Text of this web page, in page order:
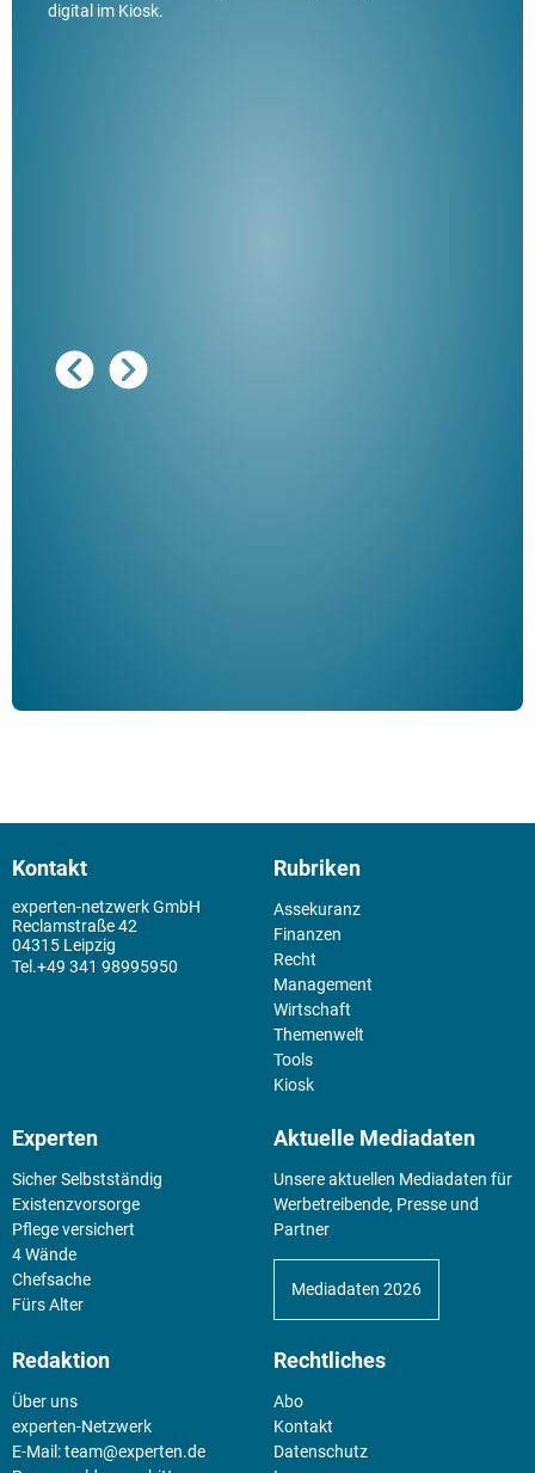
digital im Kiosk.
Kontakt
experten-netzwerk GmbH
Reclamstraße 42
04315 Leipzig
+49 341 98995950
Rubriken
Assekuranz
Finanzen
Recht
Management
Wirtschaft
Themenwelt
Tools
Kiosk
Experten
Sicher Selbstständig
Existenz­vorsorge
Pflege versichert
4 Wände
Chefsache
Fürs Alter
Aktuelle Mediadaten
Unsere aktuellen Mediadaten für
Werbetreibende, Presse und
Partner
Mediadaten 2026
Redaktion
Über uns
experten-Netzwerk
E-Mail:team@experten.de
Rechtliches
Abo
Kontakt
Datenschutz